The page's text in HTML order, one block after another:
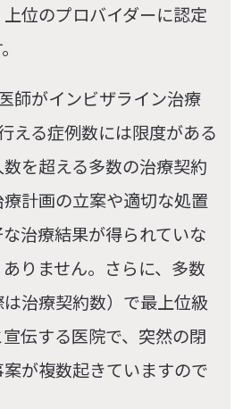
位のプロバイダーに認定
師がインビザライン治療
える症例数には限度がある
を超える多数の治療契約
計画の立案や適切な処置
治療結果が得られていな
りません。さらに、多数
治療契約数）で最上位級
伝する医院で、突然の閉
が複数起きていますので